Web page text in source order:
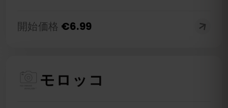
開始価格 €6.99
モロッコ